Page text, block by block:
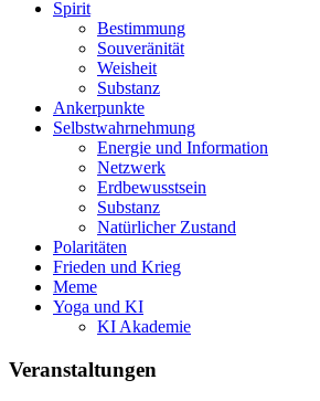
Spirit
Bestimmung
Souveränität
Weisheit
Substanz
Ankerpunkte
Selbstwahrnehmung
Energie und Information
Netzwerk
Erdbewusstsein
Substanz
Natürlicher Zustand
Polaritäten
Frieden und Krieg
Meme
Yoga und KI
KI Akademie
Veranstaltungen